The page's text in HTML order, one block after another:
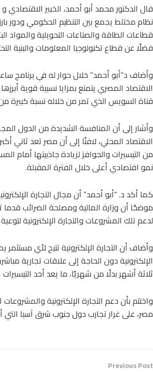
قال الدكتور محمد أبو أحمد، الخبير
نظام مختلط يجمع بين التنظيم الحكومي ودور
قطاعات الطاقة والصناعات التحويلية والمواد
فضلًا عن قطاع تكنولوجيا المعلومات والبنية
وأضاف د”أبو أحمد” خلال حوار له في برنامج
الاقتصاد المصري يتمتع بمزايا نسبية قوية
قناة السويس الذي تمر من خلاله نسبة كبيرة من
وأشار إلى أن المنافسة الشديدة من الدول
الاقتصاد المحلي، لافتًا إلى أن مصر تعد ثاني
من التيسيرات والحوافز لزيادة جاذبيتها أمام
نمو اقتصادي أعلى خلال الفترة المقبلة.
كما أكد د. “أبو أحمد” أن مجال التجارة
موضحًا أن وزارة المالية ومصلحة الضرائب
لدعم تلك المشروعات والتجارة الإلكترونية
وأضاف أن التجارة الإلكترونية تتيح لأي
الإلكترونية دون الحاجة إلى علاقات تجارية
ثلاثة أشهر بدلًا من شهريًا، ما يعد أحد
واختتم بأن دعم التجارة الإلكترونية
مصر، على غرار تجارب دول جنوب شرق آسيا
Previous Post